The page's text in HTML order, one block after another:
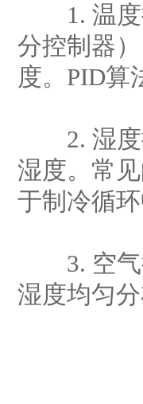
1. 温度
分控制器
度。PID算
2. 湿度
湿度。常
于制冷循
3. 空气
湿度均匀